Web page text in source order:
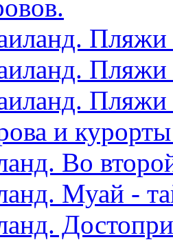
Пляжи
Пляжи
и
Во
Муай -